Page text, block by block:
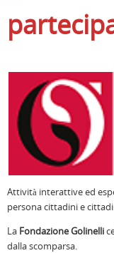
Attività interattive ed
persona cittadini e
La Fondazione Golinelli
dalla scomparsa.